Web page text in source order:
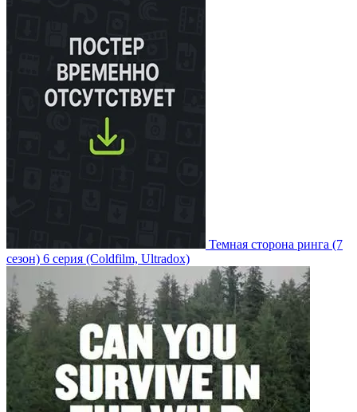
Темная сторона ринга (7
сезон) 6 серия (Coldfilm, Ultradox)